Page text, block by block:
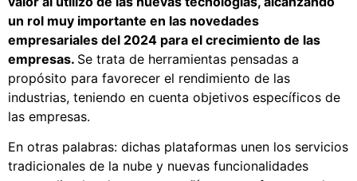
un rol muy importante en las novedades
empresariales del 2024 para el crecimiento de las
empresas. Se trata de herramientas pensadas a
propósito para favorecer el rendimiento de las
industrias, teniendo en cuenta objetivos específicos de
las empresas.
En otras palabras: dichas plataformas unen los servicios
tradicionales de la nube y nuevas funcionalidades